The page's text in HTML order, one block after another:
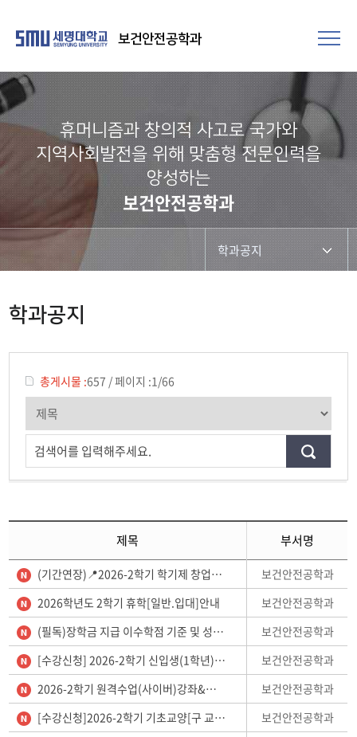
보건안전공학과
휴머니즘과 창의적 사고로 국가와
지역사회발전을 위해 맞춤형 전문인력을
양성하는
보건안전공학과
학과공지
학생회
학과영상
보건안전공학과 인스타
학과공지
총게시물 :657 /페이지 :1/66
검색어를 입력해주세요.
제목 부서명
(기간연장)📍2026-2학기 학기제 창업대체학점제 참가자 모집📍
보건안전공학과
2026학년도 2학기 휴학[일반.입대]안내
보건안전공학과
(필독)장학금 지급 이수학점 기준 및 성적우수장학금 지급 규정 안내(수강신청시 유의)
보건안전공학과
[수강신청] 2026-2학기 신입생(1학년) 수강신청 안내
보건안전공학과
2026-2학기 원격수업(사이버)강좌&군이러닝 수강신청 안내
보건안전공학과
[수강신청]2026-2학기 기초교양[구 교양필수] 수강신청(재수강 등) 안내
보건안전공학과